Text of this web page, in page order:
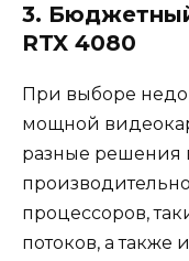
3.
RTX 4080
При выборе
мощной
разные решения
процессоров,
потоков, а также